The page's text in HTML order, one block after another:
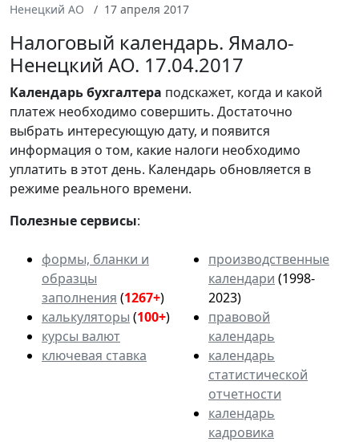
Ненецкий АО
17 апреля 2017
Налоговый календарь. Ямало-
Ненецкий АО. 17.04.2017
Календарьбухгалтера подскажет, когда и какой
платеж необходимо совершить. Достаточно
выбрать интересующую дату, и появится
информация о том, какие налоги необходимо
уплатить в этот день. Календарь обновляется в
режиме реального времени.
Полезные сервисы:
формы, бланки и
образцы
заполнения (1267+)
калькуляторы (100+)
курсы валют
ключевая ставка
производственные
календари (1998-
2023)
правовой
календарь
календарь
статистической
отчетности
календарь
кадровика